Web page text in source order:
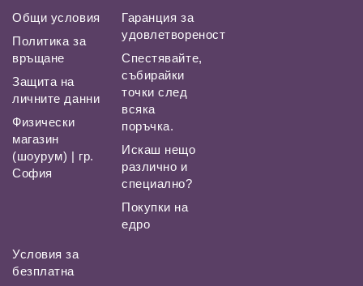
Общи условия
Политика за
връщане
Защита на
личните данни
Физически
магазин
(шоурум) | гр.
София
Гаранция за
удовлетвореност
Спестявайте,
събирайки
точки след
всяка
поръчка.
Искаш нещо
различно и
специално?
Покупки на
едро
Условия за
безплатна